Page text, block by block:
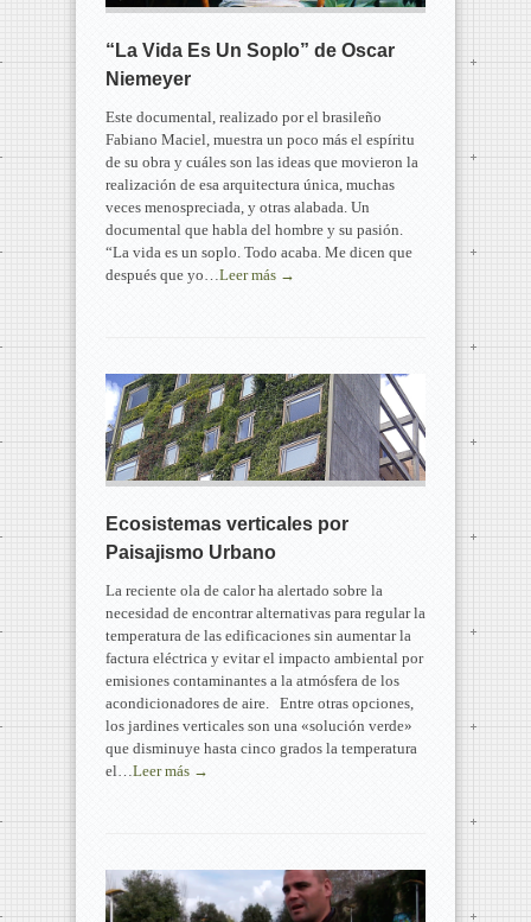
“La Vida Es Un Soplo” de Oscar
Niemeyer
Este documental, realizado por el brasileño
Fabiano Maciel, muestra un poco más el espíritu
de su obra y cuáles son las ideas que movieron la
realización de esa arquitectura única, muchas
veces menospreciada, y otras alabada. Un
documental que habla del hombre y su pasión.
“La vida es un soplo. Todo acaba. Me dicen que
después que yo… Leer más →
Ecosistemas verticales por
Paisajismo Urbano
La reciente ola de calor ha alertado sobre la
necesidad de encontrar alternativas para regular la
temperatura de las edificaciones sin aumentar la
factura eléctrica y evitar el impacto ambiental por
emisiones contaminantes a la atmósfera de los
acondicionadores de aire. Entre otras opciones,
los jardines verticales son una «solución verde»
que disminuye hasta cinco grados la temperatura
el… Leer más →